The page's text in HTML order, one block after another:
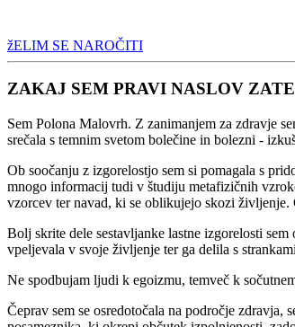
žELIM SE NAROČITI
ZAKAJ SEM PRAVI NASLOV
Sem Polona Malovrh. Z zanimanjem za zdravje
srečala s temnim svetom bolečine in bolezni -
Ob soočanju z izgorelostjo sem si pomagala s
mnogo informacij tudi v študiju metafizičnih
vzorcev ter navad, ki se oblikujejo skozi
Bolj skrite dele sestavljanke lastne izgorelosti
vpeljevala v svoje življenje ter ga delila s
Ne spodbujam ljudi k egoizmu, temveč k
Čeprav sem se osredotočala na področje